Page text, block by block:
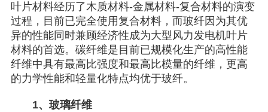
叶片材料经历了木质材料-金属材料-复合材料的演变
过程，目前已完全使用复合材料，而玻纤因为其优
异的性能同时兼顾经济性成为大型风力发电机叶片
材料的首选。碳纤维是目前已规模化生产的高性能
纤维中具有最高比强度和最高比模量的纤维，更高
的力学性能和轻量化特点均优于玻纤。
1、玻璃纤维